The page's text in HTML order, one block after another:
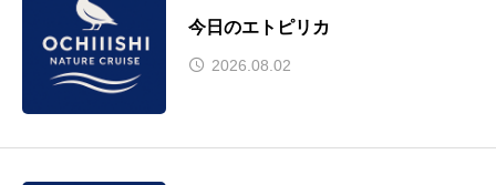
今日のエトピリカ
2026.08.02